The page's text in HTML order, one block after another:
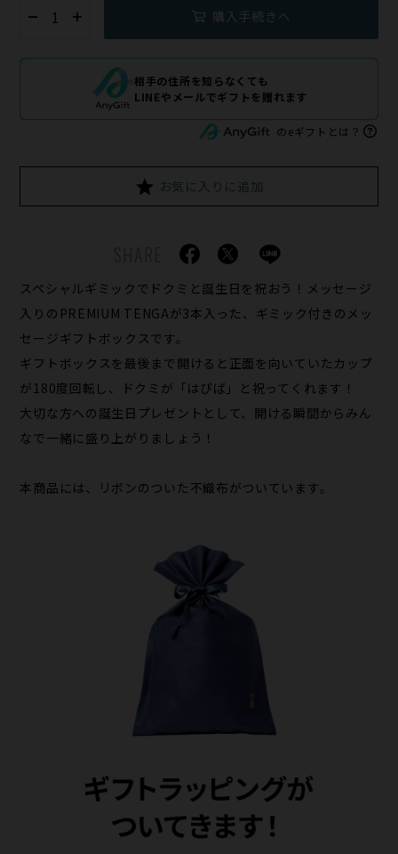
購入手続きへ
相手の住所を知らなくても
LINEやメールでギフトを贈れます
のeギフトとは？
お気に入りに追加
スペシャルギミックでドクミと誕生日を祝おう！メッセージ
入りのPREMIUM TENGAが3本入った、ギミック付きのメッ
セージギフトボックスです。
ギフトボックスを最後まで開けると正面を向いていたカップ
が180度回転し、ドクミが「はぴば」と祝ってくれます！
大切な方への誕生日プレゼントとして、開ける瞬間からみん
なで一緒に盛り上がりましょう！
本商品には、リボンのついた不織布がついています。